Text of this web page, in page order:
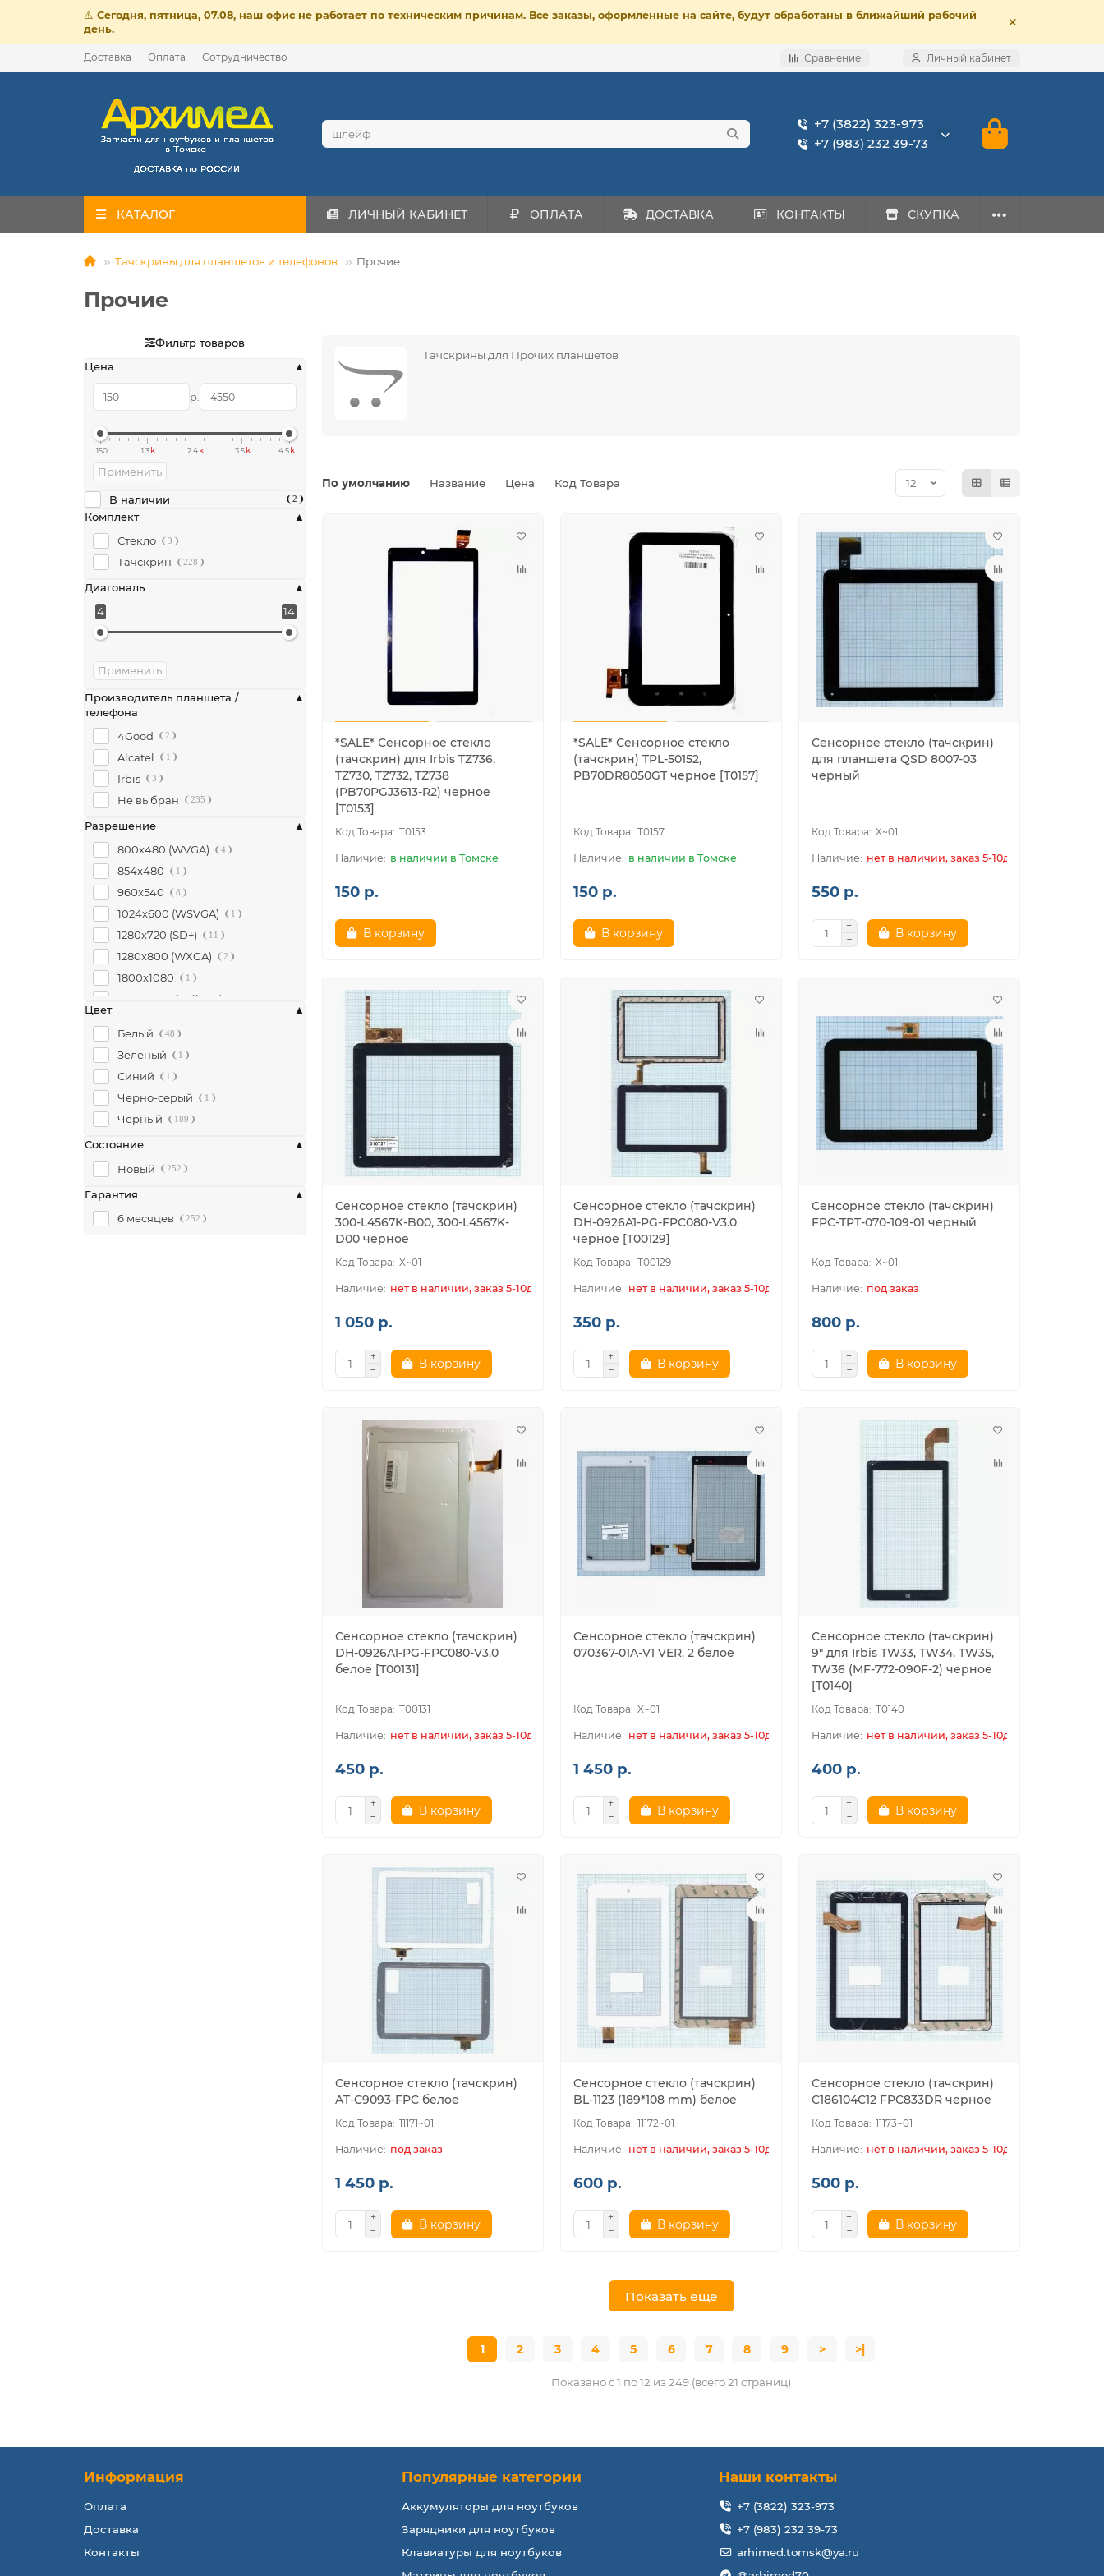
⚠️ Сегодня, пятница, 07.08, наш офис не работает по техническим причинам. Все заказы, оформленные на сайте, будут обработаны в ближайший рабочий
день.
Доставка Оплата Сотрудничество Сравнение Личный кабинет
+7 (3822) 323-973
+7 (983) 232 39-73
КАТАЛОГ ЛИЧНЫЙ КАБИНЕТ ОПЛАТА ДОСТАВКА КОНТАКТЫ СКУПКА
Тачскрины для планшетов и телефонов Прочие
Прочие
Фильтр товаров
Цена
р.
150 1.3 k 2.4 k 3.5 k 4.5 k
Применить
В наличии 2
Комплект
Стекло
3
Тачскрин 228
Диагональ
4
14
Применить
Производитель планшета /
телефона
4Good
2
Alcatel 1
Irbis 3
Не выбран 235
Разрешение
800x480 (WVGA)
4
854х480 1
960x540 8
1024х600 (WSVGA) 1
1280x720 (SD+) 11
1280x800 (WXGA) 2
1800x1080 1
1920x1080 (Full HD) 16
2560x1536
Цвет
Белый
48
Зеленый 1
Синий 1
Черно-серый 1
Черный 189
Состояние
Новый
252
Гарантия
6 месяцев
252
Тачскрины для Прочих планшетов
По умолчанию Название Цена Код Товара
*SALE* Сенсорное стекло
(тачскрин) для Irbis TZ736,
TZ730, TZ732, TZ738
(PB70PGJ3613-R2) черное
[T0153]
T0153
в наличии в Томске
150 р.
В корзину
*SALE* Сенсорное стекло
(тачскрин) TPL-50152,
PB70DR8050GT черное [T0157]
T0157
в наличии в Томске
150 р.
В корзину
Сенсорное стекло (тачскрин)
для планшета QSD 8007-03
черный
X~01
нет в наличии, заказ 5-10дн.
550 р.
В корзину
Сенсорное стекло (тачскрин)
300-L4567K-B00, 300-L4567K-
D00 черное
X~01
нет в наличии, заказ 5-10дн.
1 050 р.
В корзину
Сенсорное стекло (тачскрин)
DH-0926A1-PG-FPC080-V3.0
черное [T00129]
T00129
нет в наличии, заказ 5-10дн.
350 р.
В корзину
Сенсорное стекло (тачскрин)
FPC-TPT-070-109-01 черный
X~01
под заказ
800 р.
В корзину
Сенсорное стекло (тачскрин)
DH-0926A1-PG-FPC080-V3.0
белое [T00131]
T00131
нет в наличии, заказ 5-10дн.
450 р.
В корзину
Сенсорное стекло (тачскрин)
070367-01A-V1 VER. 2 белое
X~01
нет в наличии, заказ 5-10дн.
1 450 р.
В корзину
Сенсорное стекло (тачскрин)
9" для Irbis TW33, TW34, TW35,
TW36 (MF-772-090F-2) черное
[T0140]
T0140
нет в наличии, заказ 5-10дн.
400 р.
В корзину
Сенсорное стекло (тачскрин)
AT-C9093-FPC белое
11171~01
под заказ
1 450 р.
В корзину
Сенсорное стекло (тачскрин)
BL-1123 (189*108 mm) белое
11172~01
нет в наличии, заказ 5-10дн.
600 р.
В корзину
Сенсорное стекло (тачскрин)
C186104C12 FPC833DR черное
11173~01
нет в наличии, заказ 5-10дн.
500 р.
В корзину
Показать еще
1 2 3 4 5 6 7 8 9 > >|
Показано с 1 по 12 из 249 (всего 21 страниц)
Информация
Оплата
Доставка
Контакты
Популярные категории
Аккумуляторы для ноутбуков
Зарядники для ноутбуков
Клавиатуры для ноутбуков
Наши контакты
+7 (3822) 323-973
+7 (983) 232 39-73
arhimed.tomsk@ya.ru